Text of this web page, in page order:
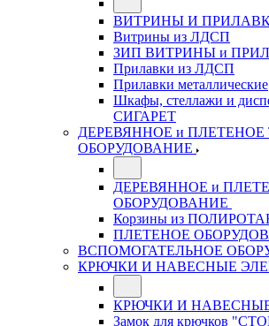
ВИТРИНЫ И
Витрины из ЛДСП
ЗИП ВИТРИНЫ и
Прилавки из ЛДСП
Прилавки металлические
Шкафы, стеллажи и
СИГАРЕТ
ДЕРЕВЯННОЕ и ПЛЕТЕНОЕ
ОБОРУДОВАНИЕ
ДЕРЕВЯННОЕ и
ОБОРУДОВАНИЕ
Корзины из
ПЛЕТЕНОЕ
ВСПОМОГАТЕЛЬНОЕ
КРЮЧКИ И НАВЕСНЫЕ
КРЮЧКИ И
Замок для крючков